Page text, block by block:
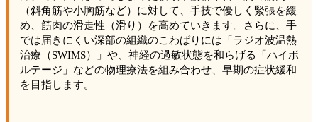
（斜角筋や小胸筋など）に対して、手技で優しく緊張を緩
め、筋肉の滑走性（滑り）を高めていきます。さらに、手
では届きにくい深部の組織のこわばりには「ラジオ波温熱
治療（SWIMS）」や、神経の過敏状態を和らげる「ハイボ
ルテージ」などの物理療法を組み合わせ、早期の症状緩和
を目指します。